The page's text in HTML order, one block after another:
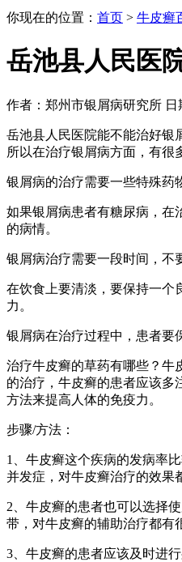
你现在的位置： 首页 > 牛皮癣
岳池县人民医
作者：郑州市银屑病研究所 日
岳池县人民医院能不能治好银
所以在治疗银屑病方面，有很
银屑病的治疗需要一些特殊药
如果银屑病患者有糖尿病，在
的病情。
银屑病治疗需要一段时间，不
在饮食上要清淡，要保持一个
力。
银屑病在治疗过程中，患者要
治疗牛皮癣的草药有哪些？牛
的治疗，牛皮癣的患者应该多
方法来提高人体的免疫力。
步骤/方法：
1、牛皮癣这个疾病的发病率
并发症，对牛皮癣治疗的效果
2、牛皮癣的患者也可以选择
带，对牛皮癣的辅助治疗都有
3、牛皮癣的患者应该及时进